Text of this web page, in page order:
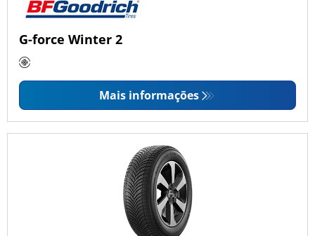
G-force Winter 2
Mais informações